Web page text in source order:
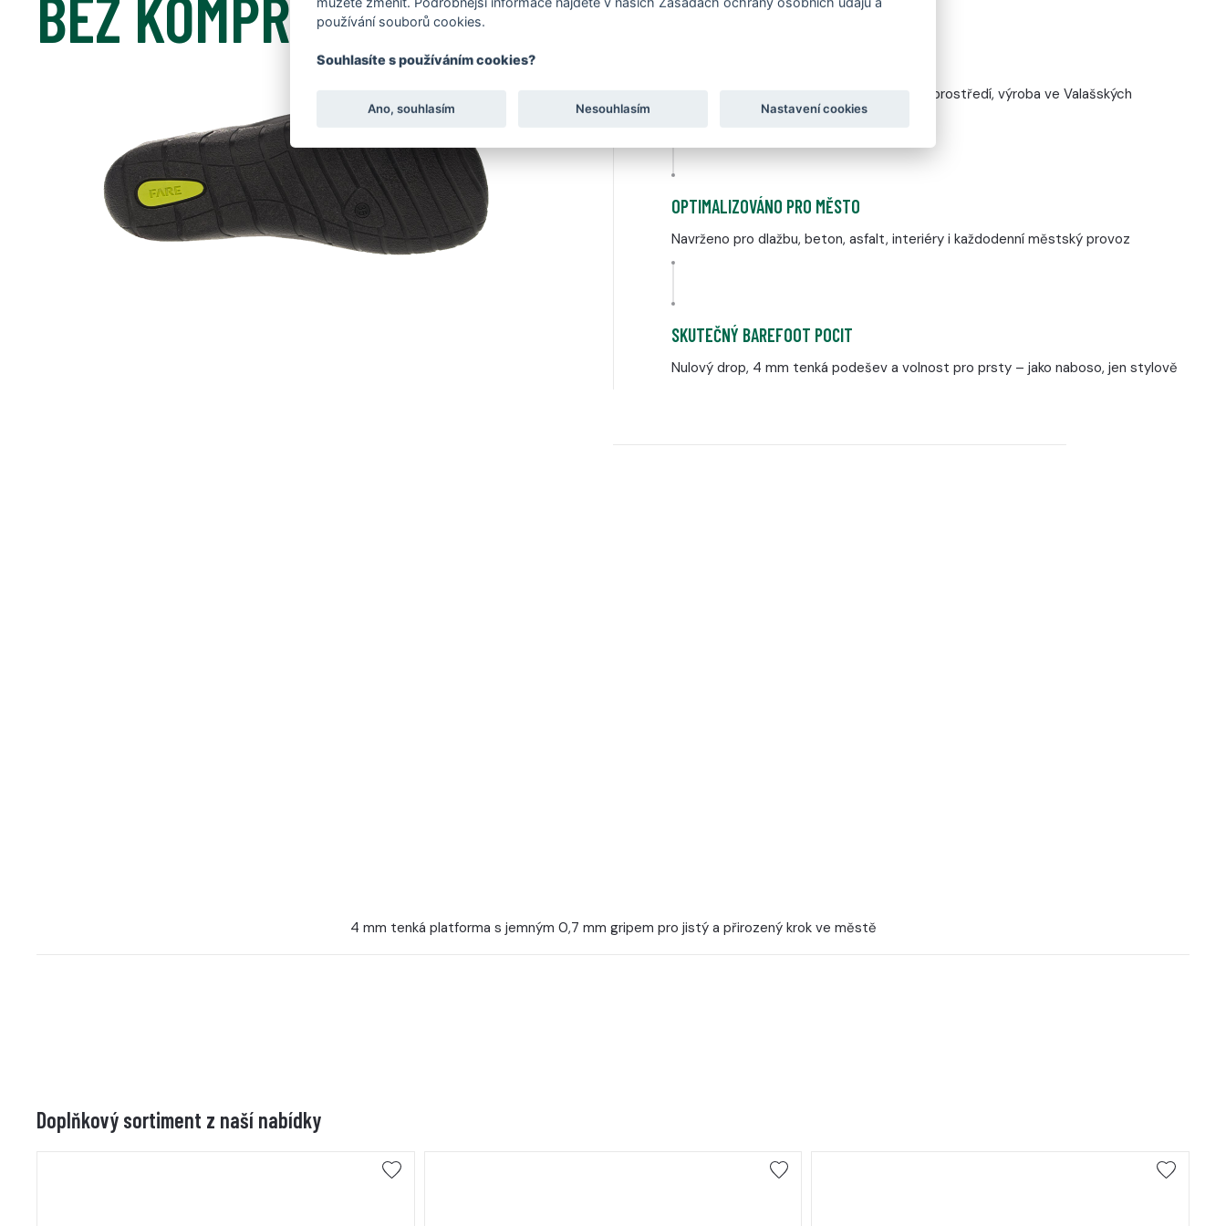
BEZ KOMPROMISŮ
Vlastní konstrukce navržená pro městské prostředí, výroba ve Valašských
OPTIMALIZOVÁNO PRO MĚSTO
Navrženo pro dlažbu, beton, asfalt, interiéry i každodenní městský provoz
SKUTEČNÝ BAREFOOT POCIT
Nulový drop, 4 mm tenká podešev a volnost pro prsty – jako naboso, jen stylově
4 mm tenká platforma s jemným 0,7 mm gripem pro jistý a přirozený krok ve městě
Doplňkový sortiment z naší nabídky
používání souborů cookies.
Souhlasíte s používáním cookies?
Ano, souhlasím Nesouhlasím Nastavení cookies